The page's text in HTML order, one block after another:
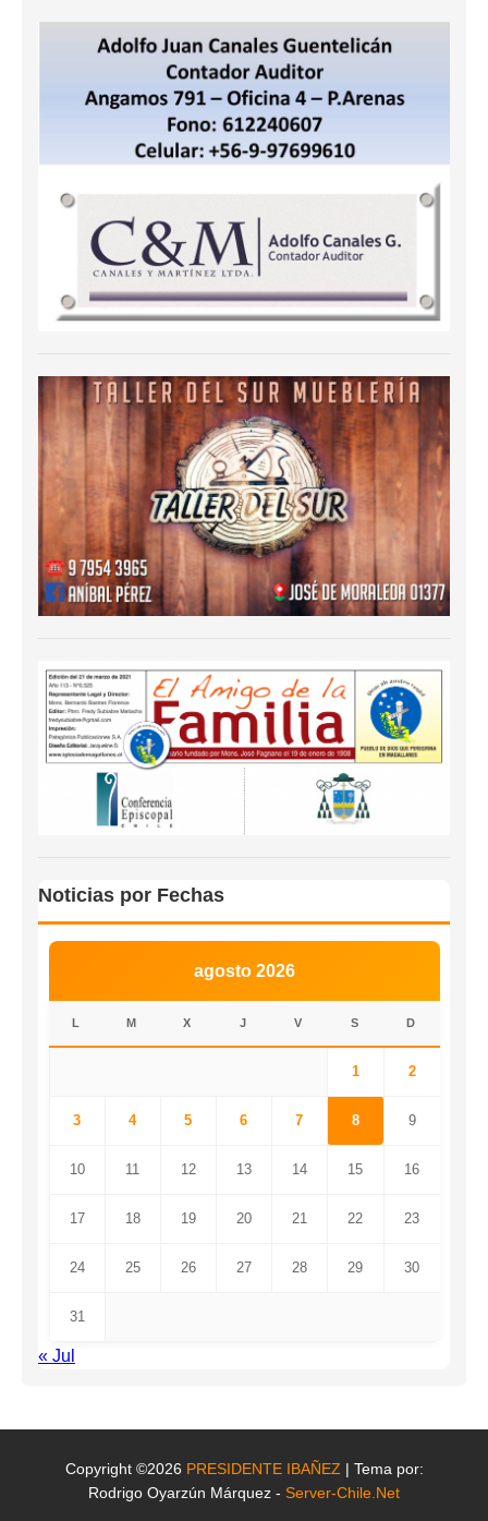
Noticias por Fechas
agosto 2026
L M X J V S D
1 2
3 4 5 6 7 8 9
10 11 12 13 14 15 16
17 18 19 20 21 22 23
24 25 26 27 28 29 30
31
« Jul
Copyright ©2026 PRESIDENTE IBAÑEZ | Tema por:
Rodrigo Oyarzún Márquez - Server-Chile.Net